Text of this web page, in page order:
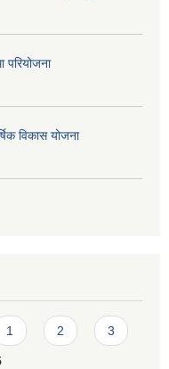
विकास योजना
1 2 3